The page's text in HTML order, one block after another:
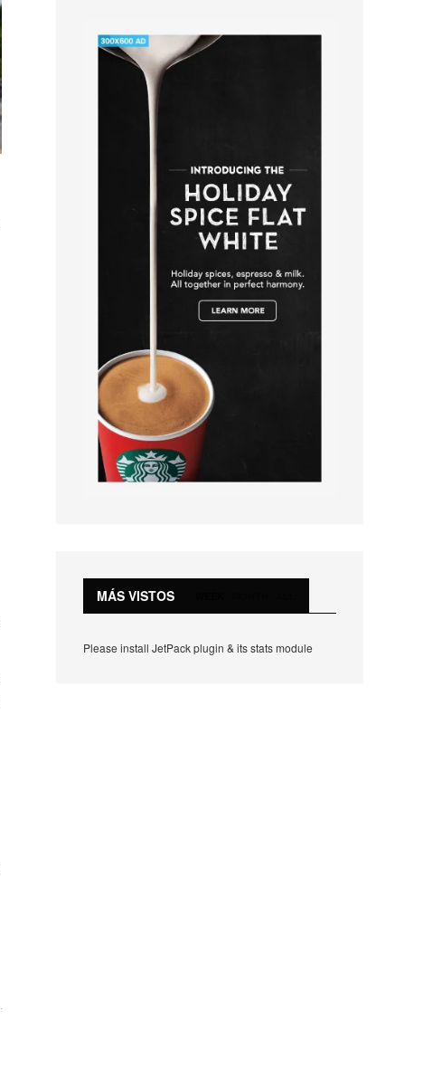
MÁS VISTOS
Please install JetPack plugin & its stats module